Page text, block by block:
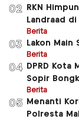
02
RKN
Landraad di
Berita
03 Lakon Main
Berita
04
DPRD Kota
Sopir
Berita
05
Menanti
Polresta